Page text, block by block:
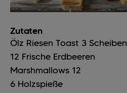
Zutaten
Ölz Riesen Toast 3 Scheiben
12 Frische Erdbeeren
Marshmallows 12
6 Holzspieße